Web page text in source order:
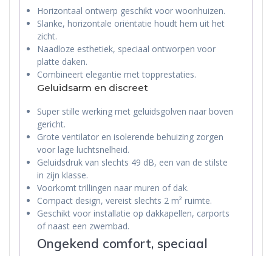
Horizontaal ontwerp geschikt voor woonhuizen.
Slanke, horizontale oriëntatie houdt hem uit het
zicht.
Naadloze esthetiek, speciaal ontworpen voor
platte daken.
Combineert elegantie met topprestaties.
Geluidsarm en discreet
Super stille werking met geluidsgolven naar boven
gericht.
Grote ventilator en isolerende behuizing zorgen
voor lage luchtsnelheid.
Geluidsdruk van slechts 49 dB, een van de stilste
in zijn klasse.
Voorkomt trillingen naar muren of dak.
Compact design, vereist slechts 2 m² ruimte.
Geschikt voor installatie op dakkapellen, carports
of naast een zwembad.
Ongekend comfort, speciaal